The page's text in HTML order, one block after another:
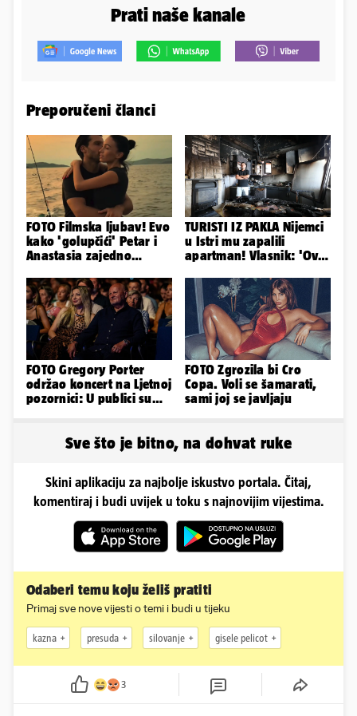
Prati naše kanale
Preporučeni članci
FOTO Filmska ljubav! Evo
kako 'golupčići' Petar i
Anastasia zajedno
TURISTI IZ PAKLA Nijemci
u Istri mu zapalili
apartman! Vlasnik: 'Ovo
FOTO Gregory Porter
održao koncert na Ljetnoj
pozornici: U publici su
FOTO Zgrozila bi Cro
Copa. Voli se šamarati,
sami joj se javljaju
Sve što je bitno, na dohvat ruke
Skini aplikaciju za najbolje iskustvo portala. Čitaj,
komentiraj i budi uvijek u toku s najnovijim vijestima.
Odaberi temu koju želiš pratiti
Primaj sve nove vijesti o temi i budi u tijeku
kazna presuda silovanje gisele pelicot
3